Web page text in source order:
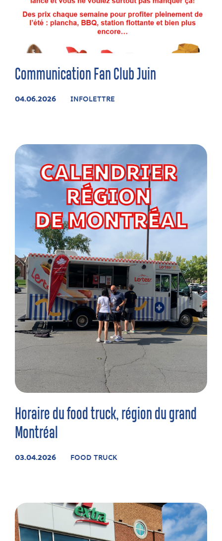
Communication Fan Club Juin
04.06.2026 INFOLETTRE
Horaire du food truck, région du grand
Montréal
03.04.2026 FOOD TRUCK